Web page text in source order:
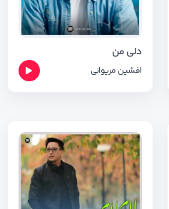
دلی من
افشین مریوانی